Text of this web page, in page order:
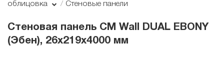
облицовка
Стеновые панели
Стеновая панель CM Wall DUAL EBONY
(Эбен), 26x219x4000 мм